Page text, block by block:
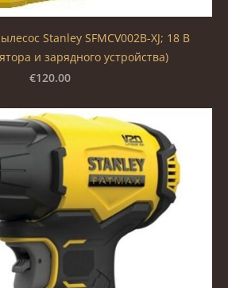
Stanley SFMCV002B-XJ; 18 В
и зарядного устройства)
€120.00